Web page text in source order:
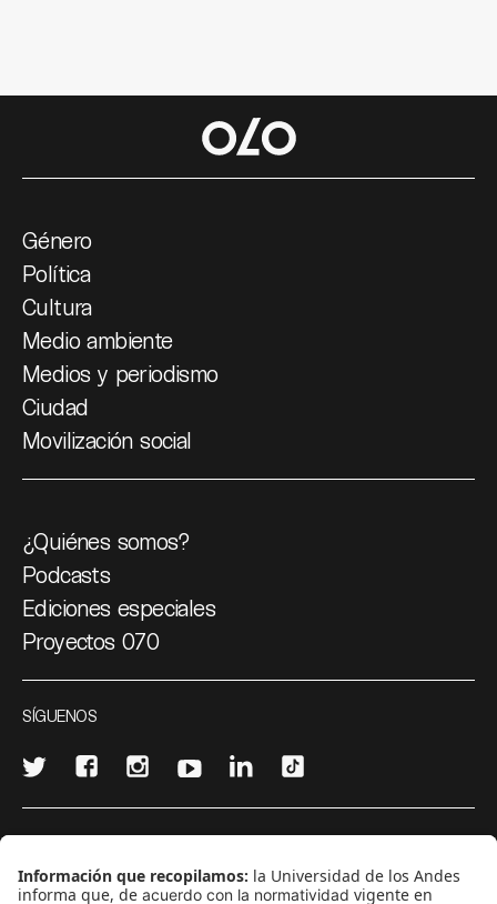
Género
Política
Cultura
Medio ambiente
Medios y periodismo
Ciudad
Movilización social
¿Quiénes somos?
Podcasts
Ediciones especiales
Proyectos 070
SÍGUENOS